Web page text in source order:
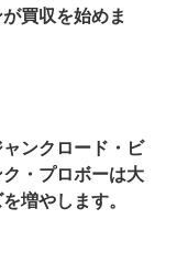
買収を始めま
ンクロード・ビ
・プロボーは大
増やします。